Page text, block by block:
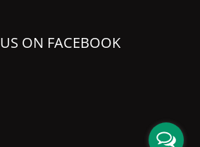
ON FACEBOOK